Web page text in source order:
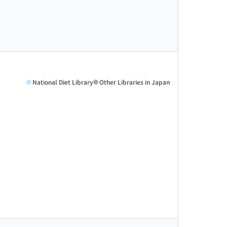
National Diet Library Other Libraries in Japan